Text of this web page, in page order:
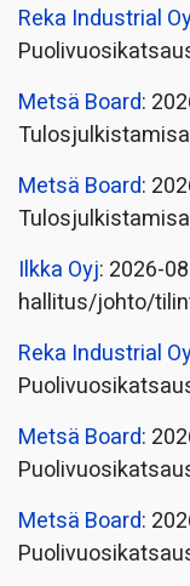
Reka Industrial
Metsä Board:
Metsä Board:
Ilkka Oyj: 2026-
hallitus/johto/
Reka Industrial
Metsä Board:
Metsä Board: